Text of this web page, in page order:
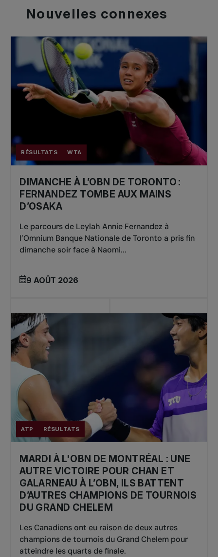
Nouvelles connexes
RÉSULTATS WTA
DIMANCHE À L’OBN DE TORONTO :
FERNANDEZ TOMBE AUX MAINS
D’OSAKA
Le parcours de Leylah Annie Fernandez à
l’Omnium Banque Nationale de Toronto a pris fin
dimanche soir face à Naomi...
9 AOÛT 2026
ATP RÉSULTATS
MARDI À L'OBN DE MONTRÉAL : UNE
AUTRE VICTOIRE POUR CHAN ET
GALARNEAU À L’OBN, ILS BATTENT
D’AUTRES CHAMPIONS DE TOURNOIS
DU GRAND CHELEM
Les Canadiens ont eu raison de deux autres
champions de tournois du Grand Chelem pour
atteindre les quarts de finale.